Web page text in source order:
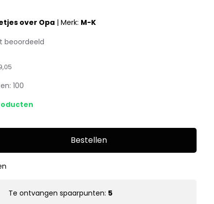
over Opa |Merk: M-K
beoordeeld
100
Bestellen
Te ontvangen spaarpunten: 5